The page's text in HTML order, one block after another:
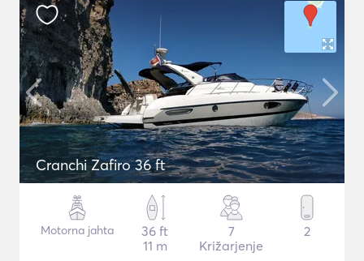
Cranchi Zafiro 36 ft
Motorna jahta
36 ft
11 m
7
Križarjenje
2